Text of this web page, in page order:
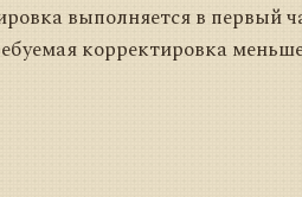
выполняется в первый
корректировка